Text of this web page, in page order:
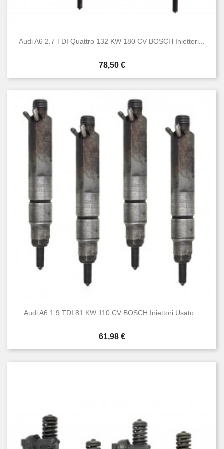
Audi A6 2.7 TDI Quattro 132 KW 180 CV BOSCH Iniettori...
Prezzo
78,50 €
Audi A6 1.9 TDI 81 KW 110 CV BOSCH Iniettori Usato...
Prezzo
61,98 €